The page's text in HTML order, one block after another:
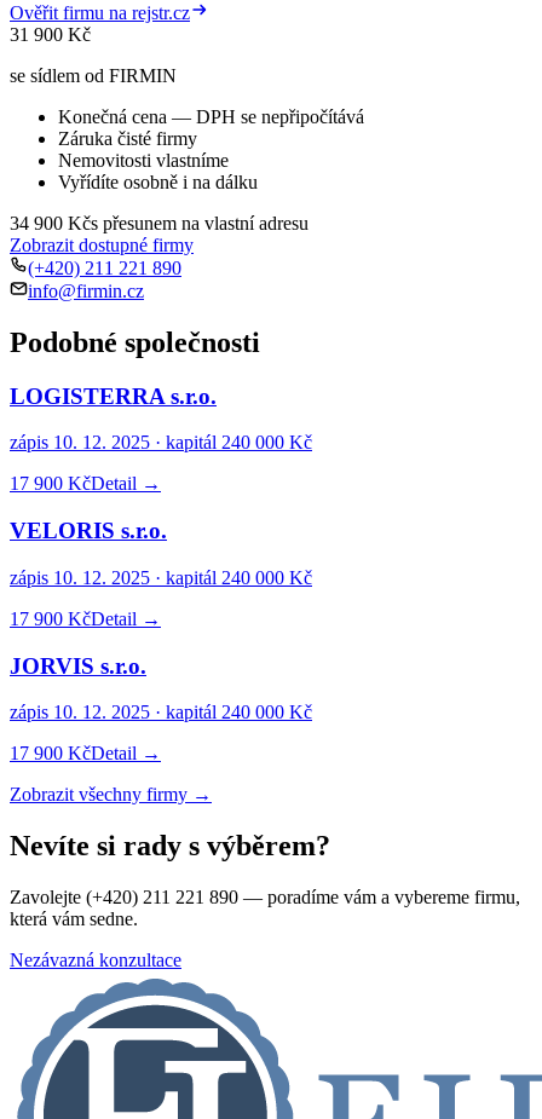
Ověřit firmu na rejstr.cz
31 900 Kč
se sídlem od FIRMIN
Konečná cena — DPH se nepřipočítává
Záruka čisté firmy
Nemovitosti vlastníme
Vyřídíte osobně i na dálku
34 900 Kčs přesunem na vlastní adresu
Zobrazit dostupné firmy
(+420) 211 221 890
info@firmin.cz
Podobné společnosti
LOGISTERRA s.r.o.
zápis 10. 12. 2025 · kapitál 240 000 Kč
17 900 KčDetail →
VELORIS s.r.o.
zápis 10. 12. 2025 · kapitál 240 000 Kč
17 900 KčDetail →
JORVIS s.r.o.
zápis 10. 12. 2025 · kapitál 240 000 Kč
17 900 KčDetail →
Zobrazit všechny firmy →
Nevíte si rady s výběrem?
Zavolejte (+420) 211 221 890 — poradíme vám a vybereme firmu,
která vám sedne.
Nezávazná konzultace